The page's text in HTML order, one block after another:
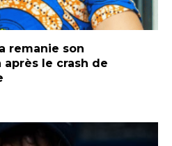
remanie son
le crash de